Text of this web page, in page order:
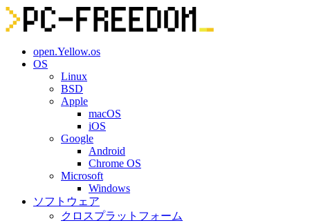
open.Yellow.os
OS
Linux
BSD
Apple
macOS
iOS
Google
Android
Chrome OS
Microsoft
Windows
ソフトウェア
クロスプラットフォーム